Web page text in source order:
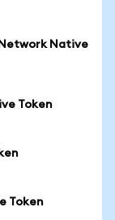
Network Native
Token
Token